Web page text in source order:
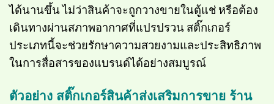
ได้นานขึ้น ไม่ว่าสินค้าจะถูกวางขายในตู้แช่ หรือต้อง
เดินทางผ่านสภาพอากาศที่แปรปรวน สติ๊กเกอร์
ประเภทนี้จะช่วยรักษาความสวยงามและประสิทธิภาพ
ในการสื่อสารของแบรนด์ได้อย่างสมบูรณ์
ตัวอย่าง สติ๊กเกอร์สินค้าส่งเสริมการขาย ร้าน